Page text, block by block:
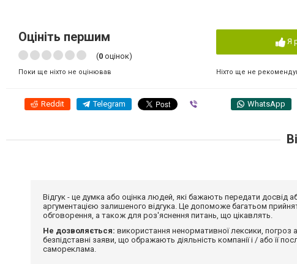
Оцініть першим
(0 оцінок)
Поки ще ніхто не оцінював
Я
Ніхто ще не
Reddit Telegram WhatsApp
Відгук - це думка або оцінка людей, які бажають передати
аргументацією залишеного відгука. Це допоможе багатьом
обговорення, а також для роз'яснення питань, що цікавлять.
Не дозволяється: використання ненормативної лексики,
безпідставні заяви, що ображають діяльність компанії і / або її
самореклама.